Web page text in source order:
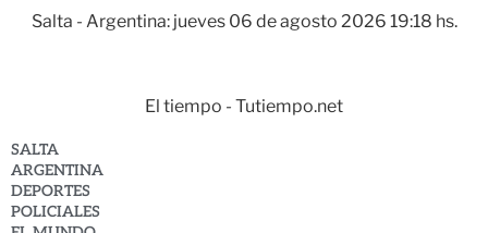
Salta - Argentina: jueves 06 de agosto 2026 19:18 hs.
El tiempo - Tutiempo.net
SALTA
ARGENTINA
DEPORTES
POLICIALES